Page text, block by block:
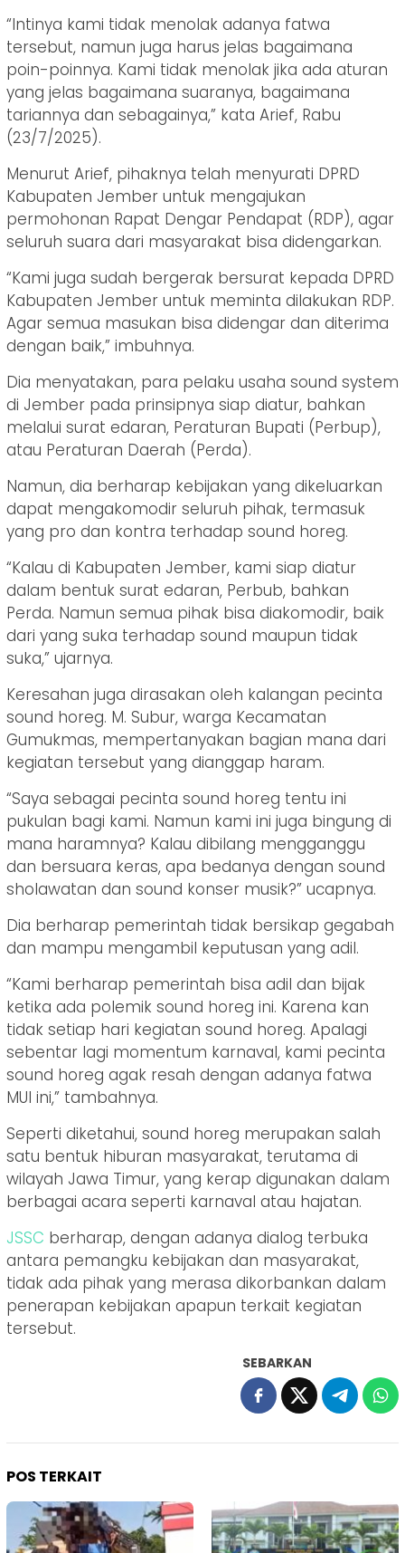
“Intinya kami tidak menolak adanya fatwa
tersebut, namun juga harus jelas bagaimana
poin-poinnya. Kami tidak menolak jika ada aturan
yang jelas bagaimana suaranya, bagaimana
tariannya dan sebagainya,” kata Arief, Rabu
(23/7/2025).
Menurut Arief, pihaknya telah menyurati DPRD
Kabupaten Jember untuk mengajukan
permohonan Rapat Dengar Pendapat (RDP), agar
seluruh suara dari masyarakat bisa didengarkan.
“Kami juga sudah bergerak bersurat kepada DPRD
Kabupaten Jember untuk meminta dilakukan RDP.
Agar semua masukan bisa didengar dan diterima
dengan baik,” imbuhnya.
Dia menyatakan, para pelaku usaha sound system
di Jember pada prinsipnya siap diatur, bahkan
melalui surat edaran, Peraturan Bupati (Perbup),
atau Peraturan Daerah (Perda).
Namun, dia berharap kebijakan yang dikeluarkan
dapat mengakomodir seluruh pihak, termasuk
yang pro dan kontra terhadap sound horeg.
“Kalau di Kabupaten Jember, kami siap diatur
dalam bentuk surat edaran, Perbub, bahkan
Perda. Namun semua pihak bisa diakomodir, baik
dari yang suka terhadap sound maupun tidak
suka,” ujarnya.
Keresahan juga dirasakan oleh kalangan pecinta
sound horeg. M. Subur, warga Kecamatan
Gumukmas, mempertanyakan bagian mana dari
kegiatan tersebut yang dianggap haram.
“Saya sebagai pecinta sound horeg tentu ini
pukulan bagi kami. Namun kami ini juga bingung di
mana haramnya? Kalau dibilang mengganggu
dan bersuara keras, apa bedanya dengan sound
sholawatan dan sound konser musik?” ucapnya.
Dia berharap pemerintah tidak bersikap gegabah
dan mampu mengambil keputusan yang adil.
“Kami berharap pemerintah bisa adil dan bijak
ketika ada polemik sound horeg ini. Karena kan
tidak setiap hari kegiatan sound horeg. Apalagi
sebentar lagi momentum karnaval, kami pecinta
sound horeg agak resah dengan adanya fatwa
MUI ini,” tambahnya.
Seperti diketahui, sound horeg merupakan salah
satu bentuk hiburan masyarakat, terutama di
wilayah Jawa Timur, yang kerap digunakan dalam
berbagai acara seperti karnaval atau hajatan.
JSSC berharap, dengan adanya dialog terbuka
antara pemangku kebijakan dan masyarakat,
tidak ada pihak yang merasa dikorbankan dalam
penerapan kebijakan apapun terkait kegiatan
tersebut.
SEBARKAN
POS TERKAIT